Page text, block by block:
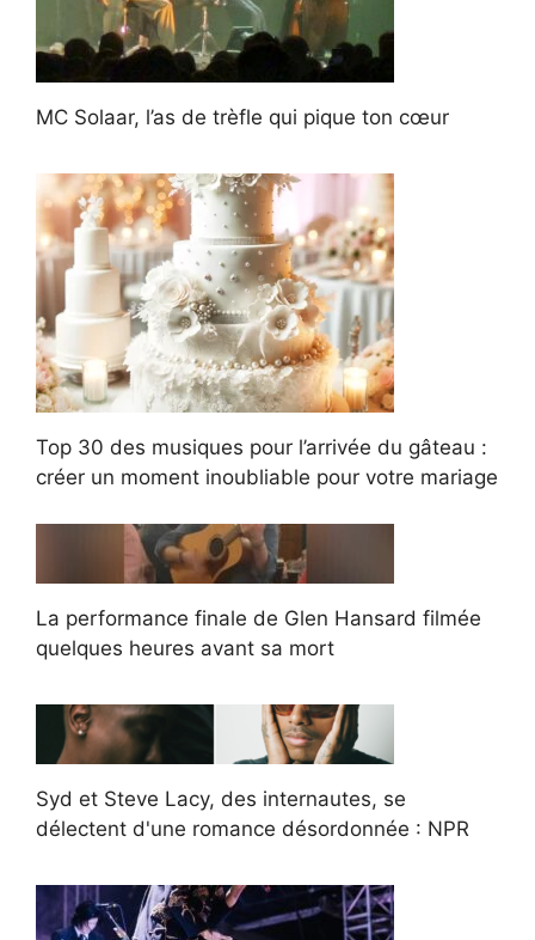
MC Solaar, l’as de trèfle qui pique ton cœur
Top 30 des musiques pour l’arrivée du gâteau :
créer un moment inoubliable pour votre mariage
La performance finale de Glen Hansard filmée
quelques heures avant sa mort
Syd et Steve Lacy, des internautes, se
délectent d'une romance désordonnée : NPR